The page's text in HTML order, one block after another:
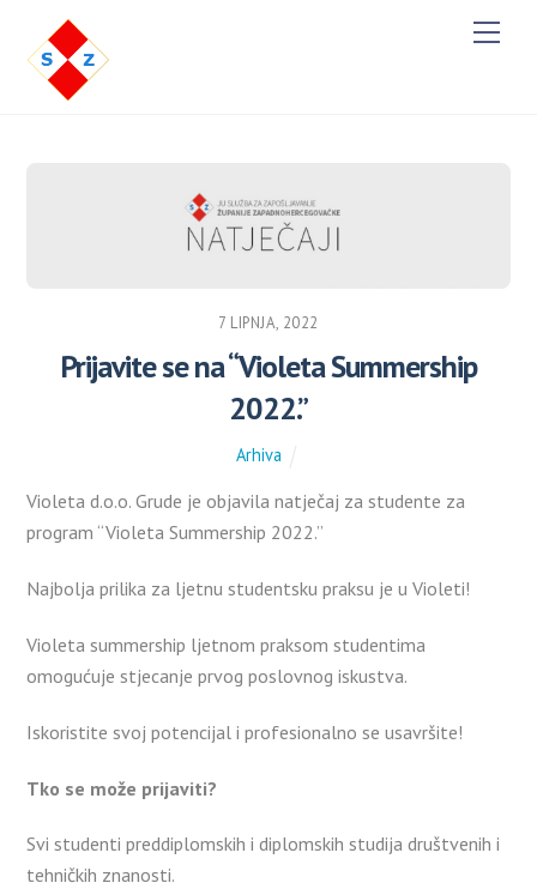
M
e
7 LIPNJA, 2022
Prijavite se na “Violeta Summership
2022.”
Arhiva
Violeta d.o.o. Grude je objavila natječaj za studente za
program “Violeta Summership 2022.”
Najbolja prilika za ljetnu studentsku praksu je u Violeti!
Violeta summership ljetnom praksom studentima
omogućuje stjecanje prvog poslovnog iskustva.
Iskoristite svoj potencijal i profesionalno se usavršite!
Tko se može prijaviti?
Svi studenti preddiplomskih i diplomskih studija društvenih i
tehničkih znanosti.